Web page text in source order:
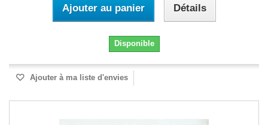
Ajouter au panier Détails
Disponible
Ajouter à ma liste d'envies